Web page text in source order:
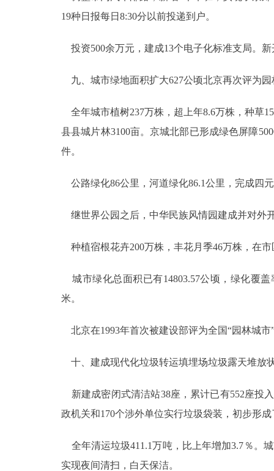
19种日报每日8:30分以前投递到户。
投资500余万元，建成13个电子化标准支局。
九、城市绿地面积扩大627公顷北京再次评为园
全年城市植树237万株，超上年8.6万株，种草
县县城片林3100亩。京城北部已形成绿色屏障
件。
公路绿化86公里，河道绿化86.1公里，完成四
继世界公园之后，中华民族风情园建成并对外
种植宿根花卉200万株，丰花月季46万株，在
城市绿化总面积已有14803.57公顷，绿化覆盖
米。
北京在1993年首次被建设部评为全国“园林城
十、建成现代化垃圾转运填埋场垃圾露天堆放
新建成密闭式清洁站38座，累计已有552座投
政机关和170个涉外单位实行垃圾袋装，初步形
全年清运垃圾411.1万吨，比上年增加3.7％。
实现夜间清扫，白天保洁。